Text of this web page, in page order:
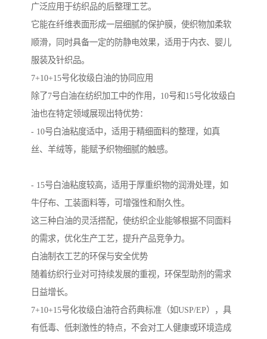
广泛应用于纺织品的后整理工艺。
它能在纤维表面形成一层细腻的保护膜，使织物加柔软
顺滑，同时具备一定的防静电效果，适用于内衣、婴儿
服装及针织品。
7+10+15号化妆级白油的协同应用
除了7号白油在纺织加工中的作用，10号和15号化妆级白
油也在特定领域展现出特优势：
- 10号白油粘度适中，适用于精细面料的整理，如真
丝、羊绒等，能赋予织物细腻的触感。
- 15号白油粘度较高，适用于厚重织物的润滑处理，如
牛仔布、工装面料等，可增强性和耐久性。
这三种白油的灵活搭配，使纺织企业能够根据不同面料
的需求，优化生产工艺，提升产品竞争力。
白油制衣工艺的环保与安全优势
随着纺织行业对可持续发展的重视，环保型助剂的需求
日益增长。
7+10+15号化妆级白油符合药典标准（如USP/EP），具
有低毒、低刺激性的特点，不会对工人健康或环境造成